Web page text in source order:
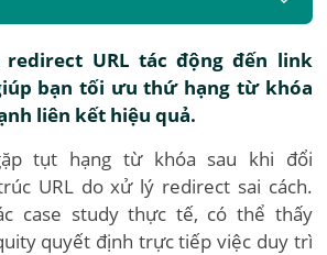
redirect URL tác động đến link
bạn tối ưu thứ hạng từ khóa
liên kết hiệu quả.
tụt hạng từ khóa sau khi đổi
URL do xử lý redirect sai cách.
case study thực tế, có thể thấy
quyết định trực tiếp việc duy trì